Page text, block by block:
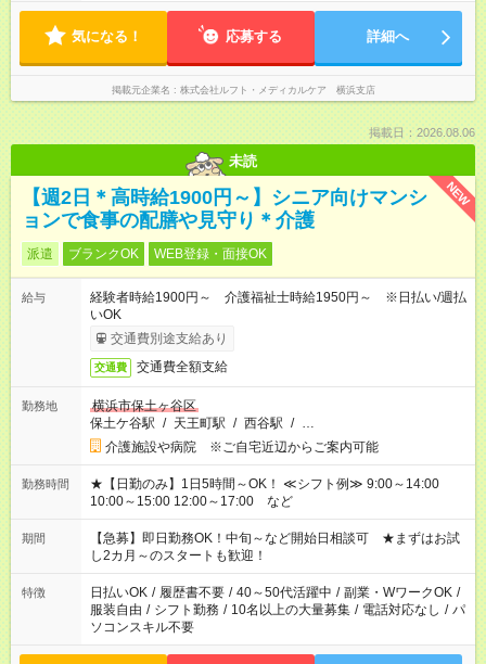
気になる！ 応募する 詳細へ
掲載元企業名 株式会社ルフト・メディカルケア 横浜支店
掲載日：2026.08.06
未読
NEW
【週2日＊高時給1900円～】シニア向けマンシ
ョンで食事の配膳や見守り＊介護
派遣 ブランクOK WEB登録・面接OK
給与
経験者時給1900円～ 介護福祉士時給1950円～ ※日払い/週払
いOK
交通費別途支給あり
交通費 交通費全額支給
勤務地
横浜市保土ヶ谷区
保土ケ谷駅 / 天王町駅 / 西谷駅 / …
介護施設や病院 ※ご自宅近辺からご案内可能
勤務時間
★【日勤のみ】1日5時間～OK！ ≪シフト例≫ 9:00～14:00
10:00～15:00 12:00～17:00 など
期間
【急募】即日勤務OK！中旬～など開始日相談可 ★まずはお試
し2カ月～のスタートも歓迎！
特徴 日払いOK / 履歴書不要 / 40～50代活躍中 / 副業・WワークOK /
服装自由 / シフト勤務 / 10名以上の大量募集 / 電話対応なし / パ
ソコンスキル不要